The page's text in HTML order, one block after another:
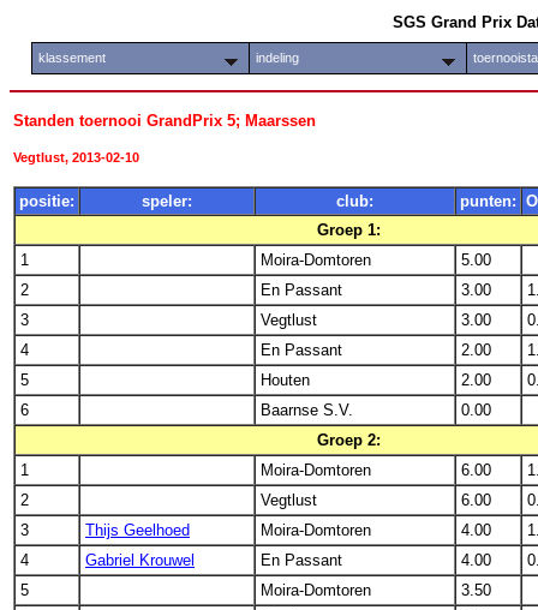
SGS Grand Prix
klassement indeling
Standen toernooi GrandPrix 5; Maarssen
Vegtlust, 2013-02-10
positie: speler: club: punten:
Groep 1:
1
Moira-Domtoren
5.00
2
En Passant 3.00
3
Vegtlust 3.00
4
En Passant 2.00
5
Houten 2.00
6
Baarnse S.V.
0.00
Groep 2:
1
Moira-Domtoren 6.00
2
Vegtlust 6.00
3
Thijs Geelhoed Moira-Domtoren 4.00
4
Gabriel Krouwel En Passant 4.00
5
Moira-Domtoren
3.50